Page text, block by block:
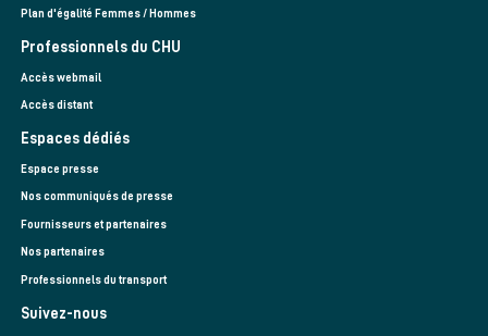
Plan d'égalité Femmes / Hommes
Professionnels du CHU
Accès webmail
Accès distant
Espaces dédiés
Espace presse
Nos communiqués de presse
Fournisseurs et partenaires
Nos partenaires
Professionnels du transport
Suivez-nous